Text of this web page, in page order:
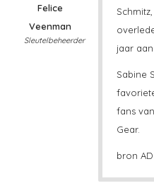
Felice
Veenman
Sleutelbeheerder
jaar
Sabine
fans
Gear.
bron AD